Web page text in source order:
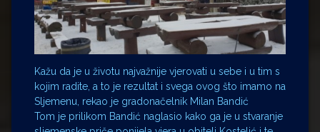
Kažu da je u životu najvažnije vjerovati u sebe i u tim s
kojim radite, a to je rezultat i svega ovog što imamo na
Sljemenu, rekao je gradonačelnik Milan Bandić
Tom je prilikom Bandić naglasio kako ga je u stvaranje